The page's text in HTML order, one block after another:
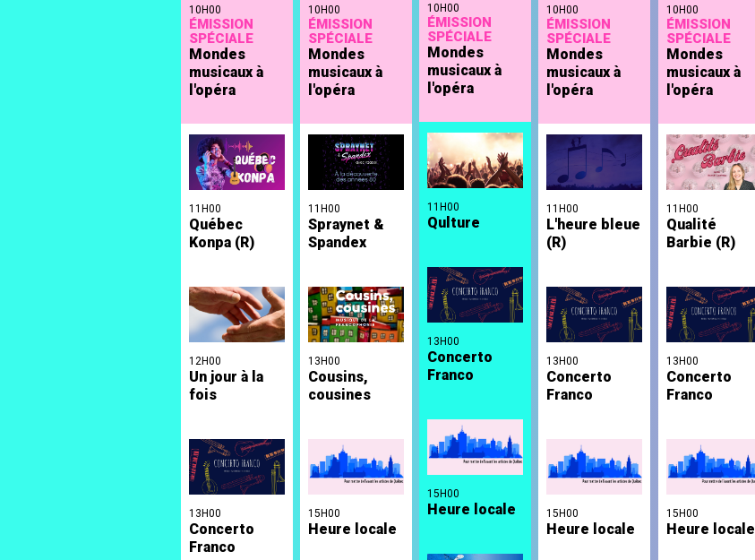
10H00
ÉMISSION
SPÉCIALE
Mondes
musicaux à
l'opéra
11H00
Québec
Konpa (R)
12H00
Un jour à la
fois
13H00
Concerto
Franco
10H00
ÉMISSION
SPÉCIALE
Mondes
musicaux à
l'opéra
11H00
Spraynet &
Spandex
13H00
Cousins,
cousines
15H00
Heure locale
10H00
ÉMISSION
SPÉCIALE
Mondes
musicaux à
l'opéra
11H00
Qulture
13H00
Concerto
Franco
15H00
Heure locale
10H00
ÉMISSION
SPÉCIALE
Mondes
musicaux à
l'opéra
11H00
L'heure bleue
(R)
13H00
Concerto
Franco
15H00
Heure locale
10H00
ÉMISSION
SPÉCIALE
Mondes
musicaux à
l'opéra
11H00
Qualité
Barbie (R)
13H00
Concerto
Franco
15H00
Heure locale